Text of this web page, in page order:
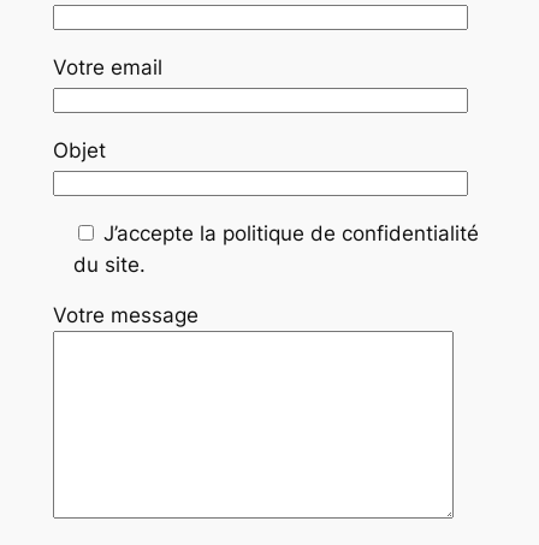
Votre email
Objet
J’accepte la politique de confidentialité
du site.
Votre message